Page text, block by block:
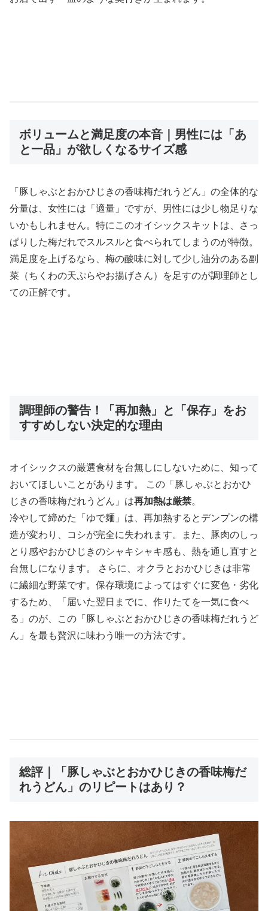
ボリュームと満足度の本音｜男性には「あ
と一品」が欲しくなるサイズ感
「豚しゃぶとおかひじきの香味梅だれうどん」の全体的な
分量は、女性には「適量」ですが、男性には少し物足りな
いかもしれません。特にこのオイシックスキットは、さっ
ぱりした梅だれでスルスルと食べられてしまうのが特徴。
満足度を上げるなら、梅の酸味に対して少し油分のある副
菜（ちくわの天ぷらやお揚げさん）を足すのが調理師とし
ての正解です。
調理師の警告！「再加熱」と「保存」をお
すすめしない決定的な理由
オイシックスの厳選食材を台無しにしないために、知って
おいてほしいことがあります。 この「豚しゃぶとおかひ
じきの香味梅だれうどん」は再加熱は厳禁。
冷やして締めた「ゆで麺」は、再加熱するとデンプンの構
造が変わり、コシが完全に失われます。また、豚肉のしっ
とり感やおかひじきのシャキシャキ感も、熱を通し直すと
台無しになります。 さらに、オクラとおかひじきは非常
に繊細な野菜です。保存環境によってはすぐに変色・劣化
するため、「届いた翌日までに、作りたてを一気に食べ
る」のが、この「豚しゃぶとおかひじきの香味梅だれうど
ん」を最も贅沢に味わう唯一の方法です。
総評｜「豚しゃぶとおかひじきの香味梅だ
れうどん」のリピートはあり？